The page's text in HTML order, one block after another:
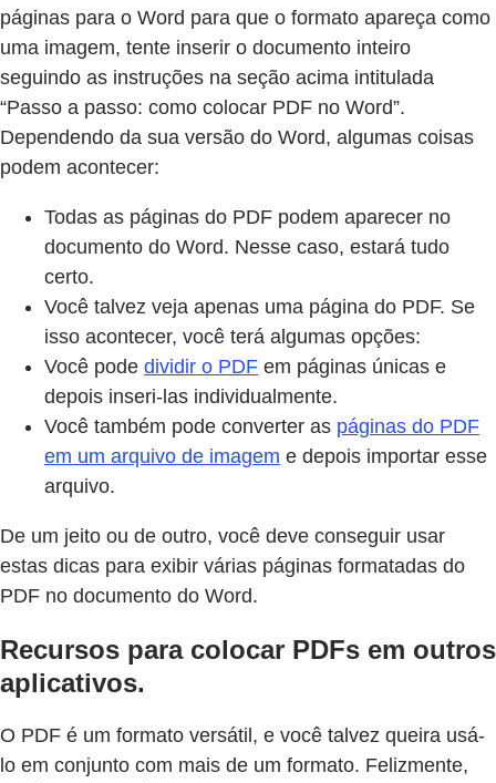
páginas para o Word para que o formato apareça como
uma imagem, tente inserir o documento inteiro
seguindo as instruções na seção acima intitulada
“Passo a passo: como colocar PDF no Word”.
Dependendo da sua versão do Word, algumas coisas
podem acontecer:
Todas as páginas do PDF podem aparecer no
documento do Word. Nesse caso, estará tudo
certo.
Você talvez veja apenas uma página do PDF. Se
isso acontecer, você terá algumas opções:
Você pode dividir o PDF em páginas únicas e
depois inseri-las individualmente.
Você também pode converter as páginas do PDF
em um arquivo de imagem e depois importar esse
arquivo.
De um jeito ou de outro, você deve conseguir usar
estas dicas para exibir várias páginas formatadas do
PDF no documento do Word.
Recursos para colocar PDFs em outros
aplicativos.
O PDF é um formato versátil, e você talvez queira usá-
lo em conjunto com mais de um formato. Felizmente,